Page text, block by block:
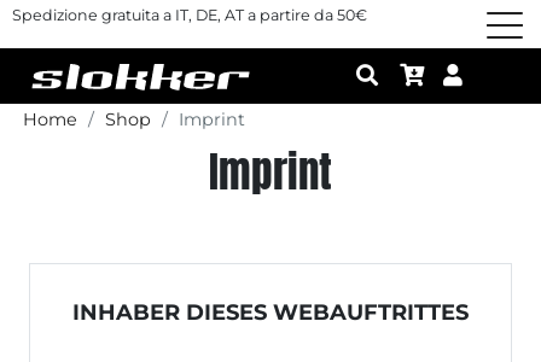
Spedizione gratuita a IT, DE, AT a partire da 50€
Home Shop Imprint
Imprint
INHABER DIESES WEBAUFTRITTES